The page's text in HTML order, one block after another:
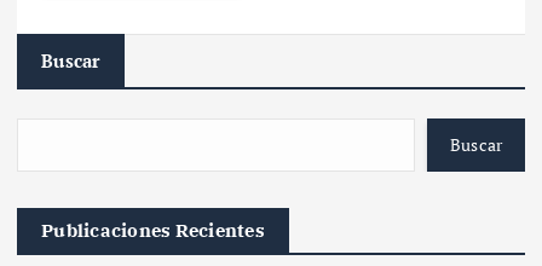
Buscar
Buscar
Publicaciones Recientes